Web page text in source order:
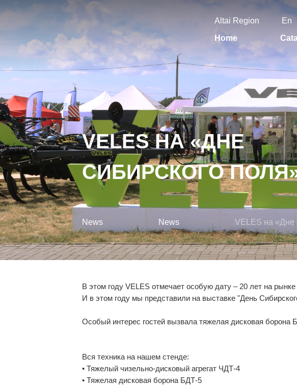
Altai Region
En
Home
VELES НА «ДНЕ
СИБИРСКОГО
News News VELES на «Дне
В этом году VELES отмечает особую дату – 20 лет на
И в этом году мы представили на выставке "День
Особый интерес гостей вызвала тяжелая дисковая борона
Вся техника на нашем стенде:
• Тяжелый чизельно-дисковый агрегат ЧДТ-4
• Тяжелая дисковая борона БДТ-5